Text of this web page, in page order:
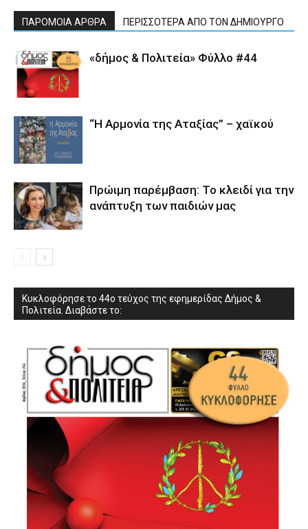
ΠΑΡΟΜΟΙΑ ΑΡΘΡΑ ΠΕΡΙΣΣΟΤΕΡΑ ΑΠΟ ΤΟΝ ΔΗΜΙΟΥΡΓΟ
«δήμος & Πολιτεία» Φύλλο #44
“Η Αρμονία της Αταξίας” – χαϊκού
Πρώιμη παρέμβαση: Το κλειδί για την
ανάπτυξη των παιδιών µας
Κυκλοφόρησε το 44ο τεύχος της εφημερίδας Δήμος &
Πολιτεία. Διαβάστε το: